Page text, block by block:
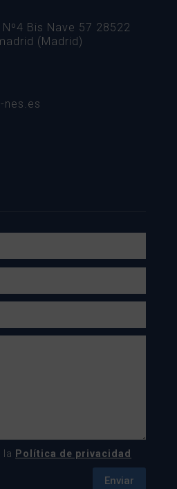
Bis Nave 57 28522
(Madrid)
nes.es
la Política de privacidad
Enviar